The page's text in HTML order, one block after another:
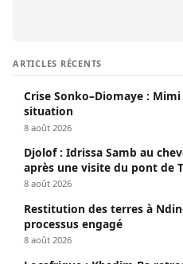
ARTICLES RÉCENTS
Crise Sonko–Diomaye :
situation
8 août 2026
Djolof : Idrissa Samb au
après une visite du pont de
8 août 2026
Restitution des terres à
processus engagé
8 août 2026